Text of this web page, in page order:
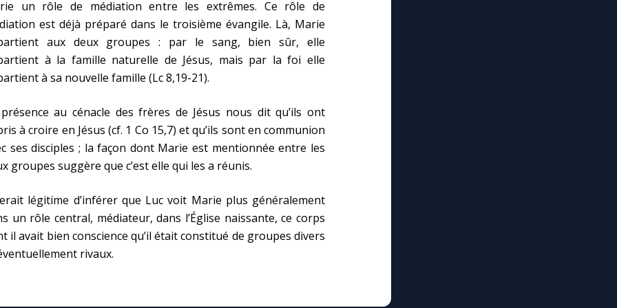
un rôle de médiation entre les extrêmes. Ce rôle de
est déjà préparé dans le troisième évangile. Là, Marie
aux deux groupes : par le sang, bien sûr, elle
à la famille naturelle de Jésus, mais par la foi elle
à sa nouvelle famille (Lc 8,19-21).
au cénacle des frères de Jésus nous dit qu’ils ont
à croire en Jésus (cf. 1 Co 15,7) et qu’ils sont en communion
ses disciples ; la façon dont Marie est mentionnée entre les
groupes suggère que c’est elle qui les a réunis.
légitime d’inférer que Luc voit Marie plus généralement
un rôle central, médiateur, dans l’Église naissante, ce corps
il avait bien conscience qu’il était constitué de groupes divers
rivaux.